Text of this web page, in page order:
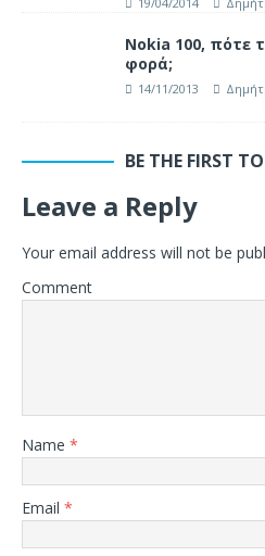
Nokia 100, πότε
φορά;
14/11/2013
BE THE FIRST
Leave a Reply
Your email address will not be
Comment
Name *
Email *